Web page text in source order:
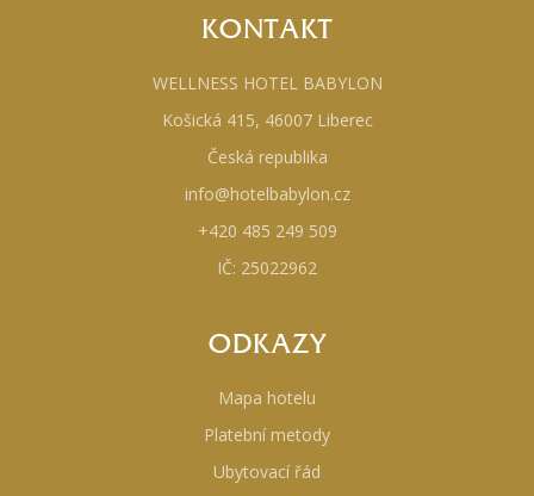
KONTAKT
WELLNESS HOTEL BABYLON
Košická 415, 46007 Liberec
Česká republika
info@hotelbabylon.cz
+420 485 249 509
IČ: 25022962
ODKAZY
Mapa hotelu
Platební metody
Ubytovací řád